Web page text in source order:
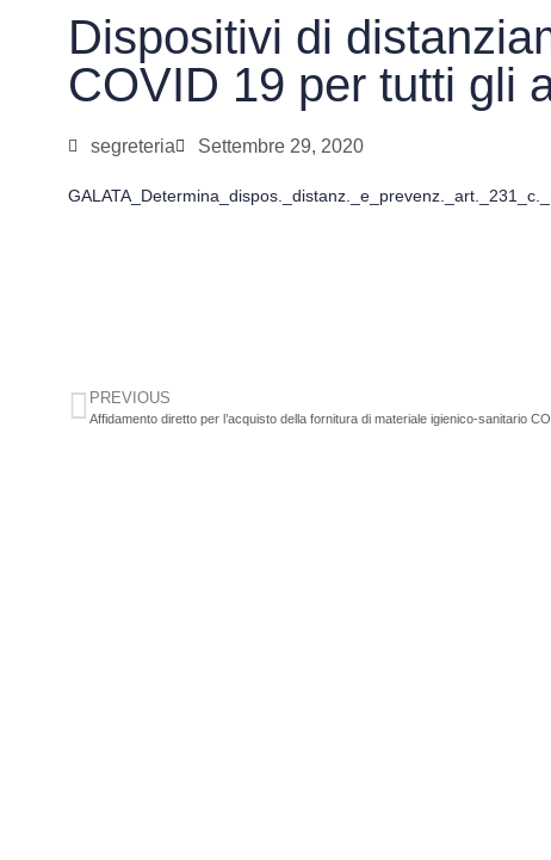
Dispositivi di
COVID 19 per tutti gli
segreteria Settembre 29, 2020
PREVIOUS
Affidamento diretto per l’acquisto della fornitura di materiale igienico-sanitario